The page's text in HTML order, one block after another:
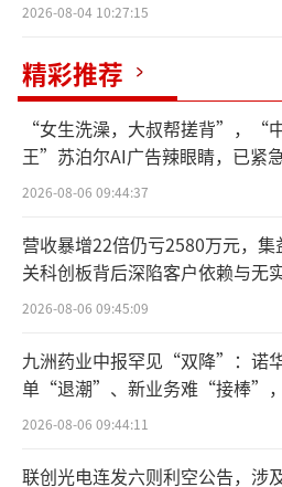
公开资料显示，华润
华润饮料“十四五”期间
厂。该项目计划新增2条
万大包装水线，主要生
预计2025年底竣工，全部
00万箱/年，年产值5亿元
浙江地区销售需求。
其实，华润饮料布
华润饮料在其招股说
三至五年内，公司计划使
于战略性扩张和优化产能
效率。此次启动的温州生
2026-08-04 10:27:15
精彩推荐
“女生洗澡，大叔帮搓背”，“
王”苏泊尔AI广告辣眼睛，已紧
2026-08-06 09:44:37
营收暴增22倍仍亏2580万元，集
关科创板背后深陷客户依赖与无
困局
2026-08-06 09:45:09
九洲药业中报罕见“双降”：诺
单“退潮”、新业务难“接棒”
难关待闯
2026-08-06 09:44:11
联创光电连发六则利空公告，涉